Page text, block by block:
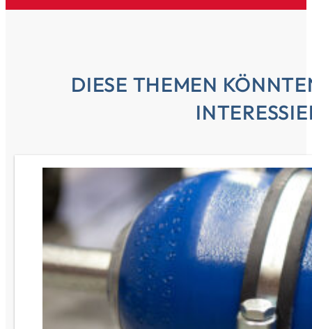
DIESE THEMEN